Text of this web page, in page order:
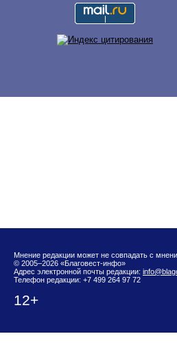
Мнение редакции может не совпадать с
© 2005–2026 «Благовест-инфо»
Адрес электронной почты редакции:
Телефон редакции: +7 499 264 97 72
12+